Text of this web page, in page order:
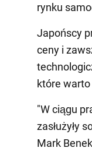
rynku
Japońscy
ceny i
które
"W ciągu
zasłużyły
Mark